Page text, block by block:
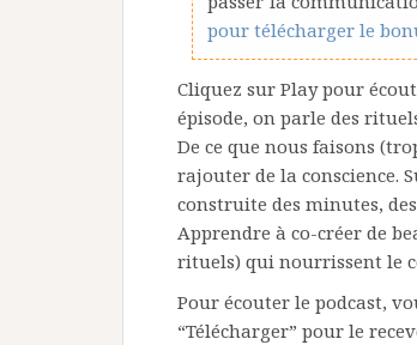
pour télécharger le
Cliquez sur Play pour
épisode, on parle des
De ce que nous faisons
rajouter de la conscience.
construite des minutes,
Apprendre à co-créer de
rituels) qui nourrissent le
Pour écouter le podcast,
“Télécharger” pour le